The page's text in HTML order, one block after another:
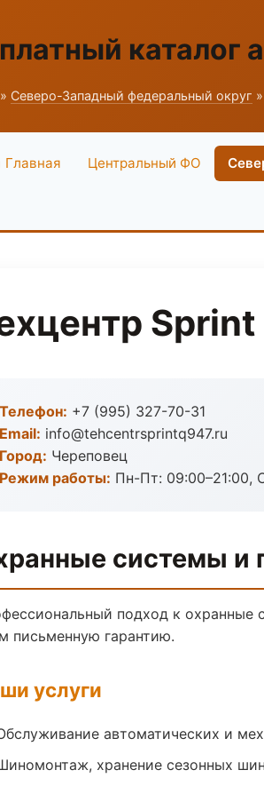
каталог
» Северо-Западный федеральный округ
Главная Центральный ФО
Телефон: +7 (995) 327-70-31
Email: info@tehcentrsprintq947.ru
Город: Череповец
Режим работы: Пн-Пт: 09:00–21:00,
системы и
подход к охранные
письменную гарантию.
услуги
автоматических и
хранение сезонных